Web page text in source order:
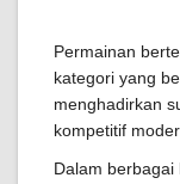
Permainan
kategori yang
menghadirkan
kompetitif
Dalam berbagai